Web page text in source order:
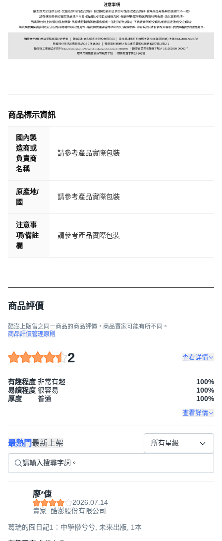
商品標示資訊
國內製
造商或
負責商
名稱
請參考產品實際包裝
原產地/
國
請參考產品實際包裝
注意事
項/備註
欄
請參考產品實際包裝
商品評價
酷澎上販售之同一商品的商品評價，商品賣家可能有所不同。
商品評價管理原則
2 查看詳情
有趣程度 非常有趣 100%
易讀程度 很容易 100%
厚度
普通 100%
查看詳情
最熱門最新上架 所有星級
廖*倢
2026.07.14
賣家: 酷澎股份有限公司
葛瑞的囧日記1：中學慘兮兮, 未來出版, 1本